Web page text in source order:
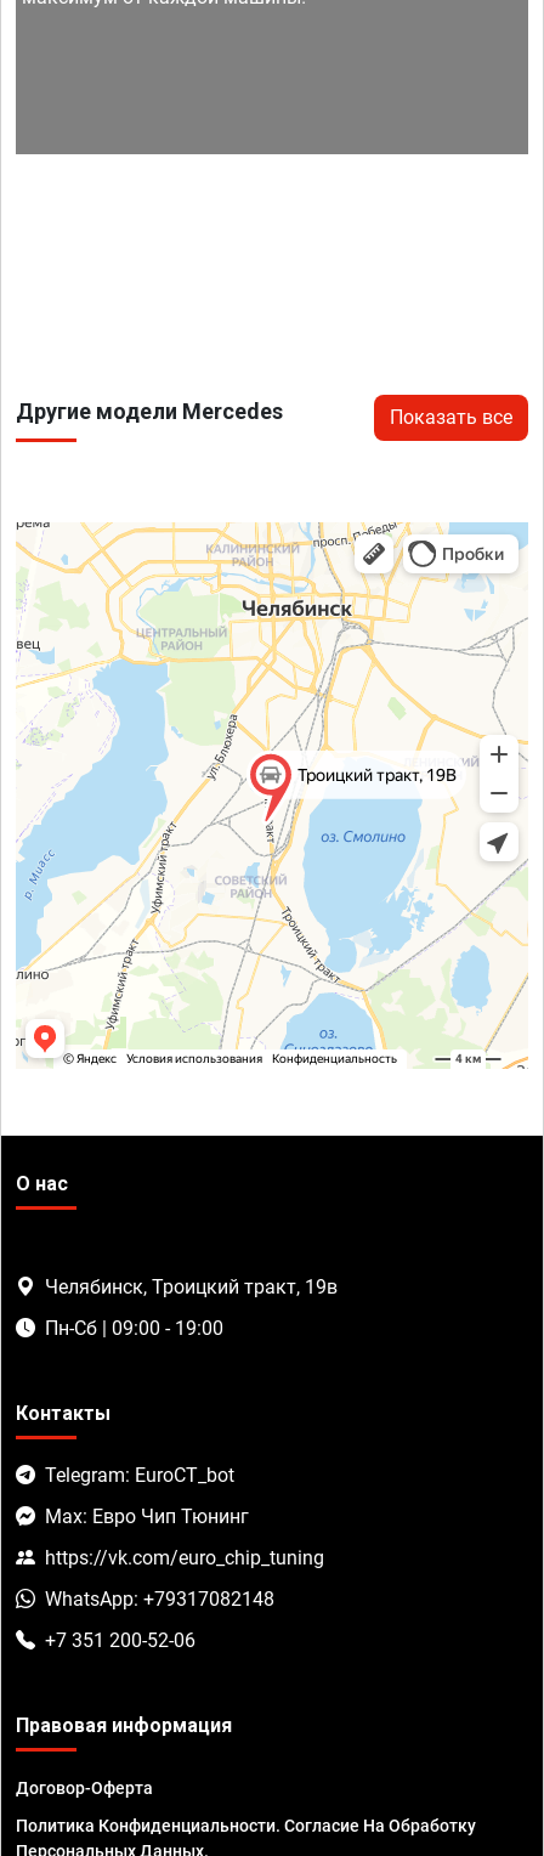
Другие модели Mercedes Показать все
О нас
Челябинск, Троицкий тракт, 19в
Пн-Сб | 09:00 - 19:00
Контакты
Telegram: EuroCT_bot
Max: Евро Чип Тюнинг
https://vk.com/euro_chip_tuning
WhatsApp: +79317082148
+7 351 200-52-06
Правовая информация
Договор-Оферта
Политика Конфиденциальности. Согласие На Обработку
Персональных Данных.